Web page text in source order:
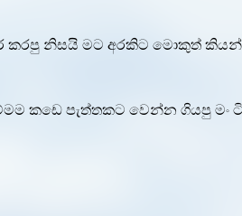
කරපු නිසයි මට අරකිට මොකුත්
කඩෙ පැත්තකට වෙන්න ගියපු මං